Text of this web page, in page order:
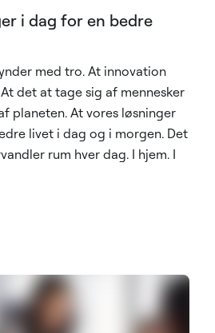
i dag for en bedre
med tro. At innovation
det at tage sig af mennesker
planeten. At vores løsninger
livet i dag og i morgen. Det
rum hver dag. I hjem. I